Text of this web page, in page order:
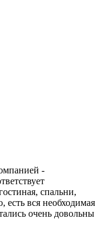
-
спальни,
есть вся необходимая
очень довольны